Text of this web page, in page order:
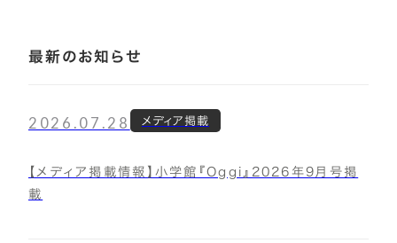
最新のお知らせ
2026.07.28 メディア掲載
【メディア掲載情報】小学館『Oggi』2026年9月号掲
載